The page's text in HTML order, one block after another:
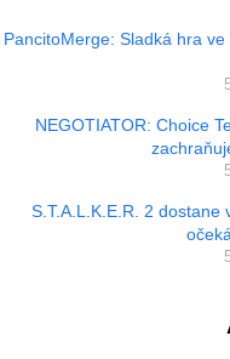
PancitoMerge: Sladká hra
NEGOTIATOR: Choice
S.T.A.L.K.E.R. 2